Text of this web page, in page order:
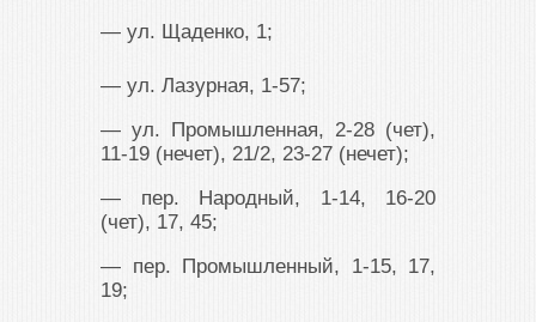
— ул. Щаденко, 1;
— ул. Лазурная, 1-57;
— ул. Промышленная, 2-28 (чет),
11-19 (нечет), 21/2, 23-27 (нечет);
— пер. Народный, 1-14, 16-20
(чет), 17, 45;
— пер. Промышленный, 1-15, 17,
19;